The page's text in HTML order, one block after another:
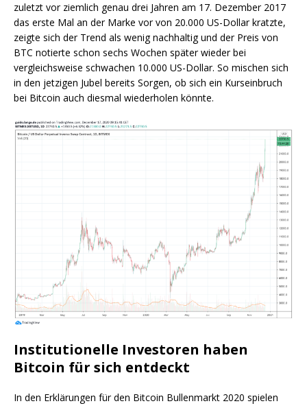
zuletzt vor ziemlich genau drei Jahren am 17. Dezember 2017
das erste Mal an der Marke vor von 20.000 US-Dollar kratzte,
zeigte sich der Trend als wenig nachhaltig und der Preis von
BTC notierte schon sechs Wochen später wieder bei
vergleichsweise schwachen 10.000 US-Dollar. So mischen sich
in den jetzigen Jubel bereits Sorgen, ob sich ein Kurseinbruch
bei Bitcoin auch diesmal wiederholen könnte.
Institutionelle Investoren haben
Bitcoin für sich entdeckt
In den Erklärungen für den Bitcoin Bullenmarkt 2020 spielen